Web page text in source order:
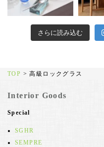
さらに読み込む
TOP >高級ロックグラス
Interior Goods
Special
SGHR
SEMPRE